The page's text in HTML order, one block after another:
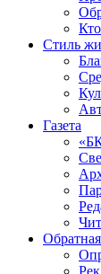
Стиль
Газета